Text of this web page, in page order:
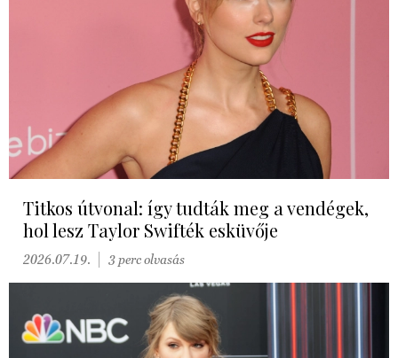
Titkos útvonal: így tudták meg a vendégek,
hol lesz Taylor Swifték esküvője
2026.07.19. 3 perc olvasás